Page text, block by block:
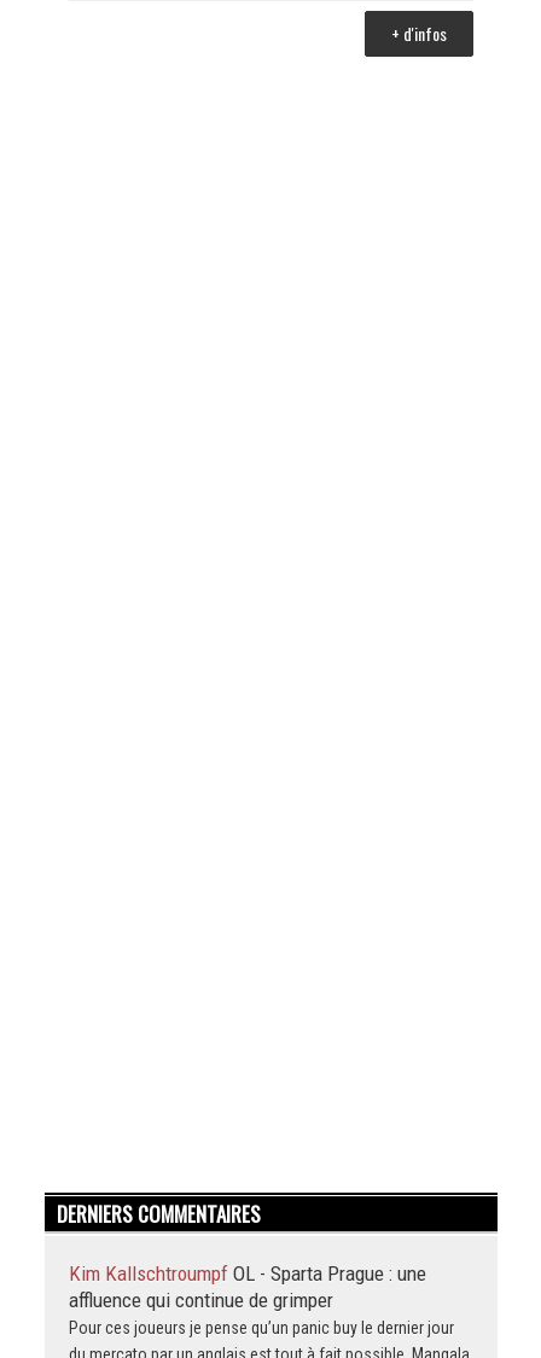
+ d'infos
DERNIERS COMMENTAIRES
Kim Kallschtroumpf OL - Sparta Prague : une
affluence qui continue de grimper
Pour ces joueurs je pense qu’un panic buy le dernier jour
du mercato par un anglais est tout à fait possible. Mangala